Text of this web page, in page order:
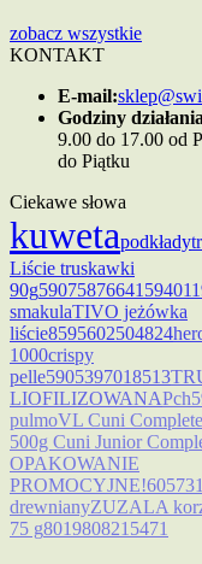
zobacz wszystkie
KONTAKT
E-mail:
Godziny
9.00 do 17.00 od
do Piątku
Ciekawe słowa
kuwetapodkłady
Liście truskawki
90g5907587664159
smakulaTIVO jeżówka
liście8595602504824
1000crispy
pelle5905397018513
LIOFILIZOWANAPch
pulmoVL Cuni
500g Cuni Junior
OPAKOWANIE
PROMOCYJNE!605731
drewnianyZUZALA
75 g8019808215471